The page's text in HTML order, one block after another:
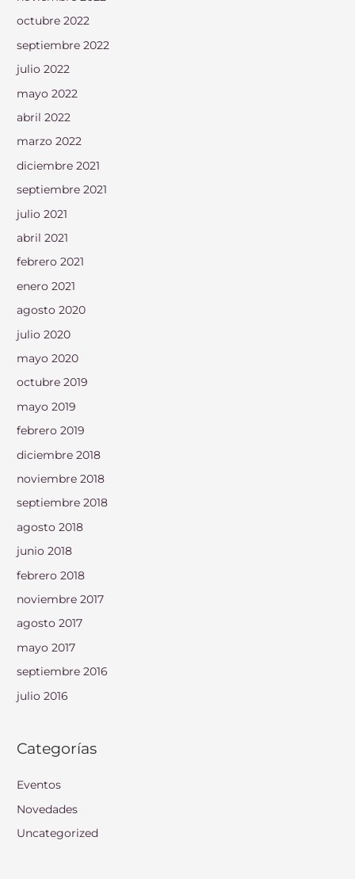
octubre 2022
septiembre 2022
julio 2022
mayo 2022
abril 2022
marzo 2022
diciembre 2021
septiembre 2021
julio 2021
abril 2021
febrero 2021
enero 2021
agosto 2020
julio 2020
mayo 2020
octubre 2019
mayo 2019
febrero 2019
diciembre 2018
noviembre 2018
septiembre 2018
agosto 2018
junio 2018
febrero 2018
noviembre 2017
agosto 2017
mayo 2017
septiembre 2016
julio 2016
Categorías
Eventos
Novedades
Uncategorized